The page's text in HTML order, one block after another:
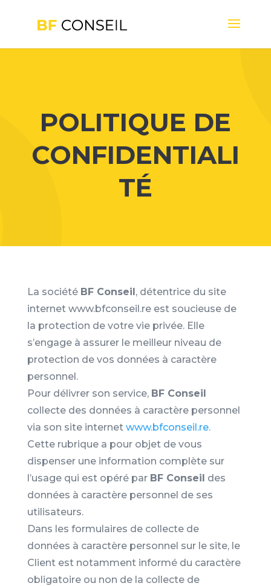
POLITIQUE DE
CONFIDENTIALI
TÉ
La société BF Conseil, détentrice du site
internet www.bfconseil.re est soucieuse de
la protection de votre vie privée. Elle
s’engage à assurer le meilleur niveau de
protection de vos données à caractère
personnel.
Pour délivrer son service, BF Conseil
collecte des données à caractère personnel
via son site internet www.bfconseil.re.
Cette rubrique a pour objet de vous
dispenser une information complète sur
l’usage qui est opéré par BF Conseil des
données à caractère personnel de ses
utilisateurs.
Dans les formulaires de collecte de
données à caractère personnel sur le site, le
Client est notamment informé du caractère
obligatoire ou non de la collecte de